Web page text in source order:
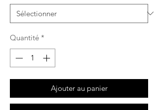
Quantité *
Ajouter au panier